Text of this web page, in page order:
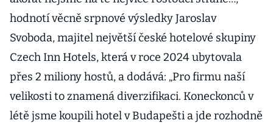
hodnotí věcně srpnové výsledky Jaroslav
Svoboda, majitel největší české hotelové skupiny
Czech Inn Hotels, která v roce 2024 ubytovala
přes 2 miliony hostů, a dodává: „Pro firmu naší
velikosti to znamená diverzifikaci. Koneckonců v
létě jsme koupili hotel v Budapešti a jde rozhodně